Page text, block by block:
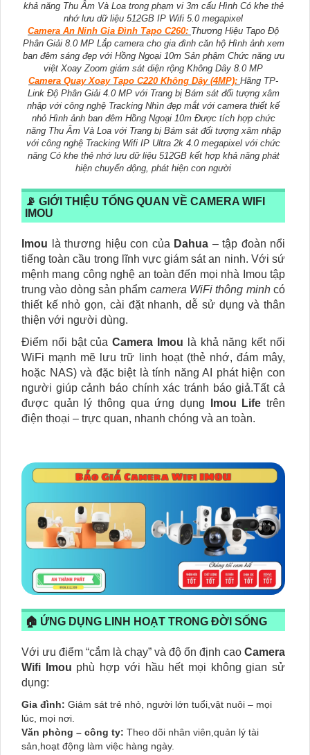
khả năng Thu Âm Và Loa trong phạm vi 3m cấu Hình Có khe thẻ
nhớ lưu dữ liệu 512GB IP Wifi 5.0 megapixel
Camera An Ninh Gia Đình Tapo C260: Thương Hiệu Tapo Độ
Phân Giải 8.0 MP Lắp camera cho gia đình căn hộ Hình ảnh xem
ban đêm sáng đẹp với Hồng Ngoại 10m Sản phậm Chức năng ưu
việt Xoay Zoom giám sát diện rộng Không Dây 8.0 MP
Camera Quay Xoay Tapo C220 Không Dây (4MP): Hãng TP-
Link Độ Phân Giải 4.0 MP với Trang bị Bám sát đối tượng xâm
nhập với công nghệ Tracking Nhìn đẹp mắt với camera thiết kế
nhỏ Hình ảnh ban đêm Hồng Ngoại 10m Được tích hợp chức
năng Thu Âm Và Loa với Trang bị Bám sát đối tượng xâm nhập
với công nghệ Tracking Wifi IP Ultra 2k 4.0 megapixel với chức
năng Có khe thẻ nhớ lưu dữ liệu 512GB kết hợp khả năng phát
hiện chuyển động, phát hiện con người
📡 GIỚI THIỆU TỔNG QUAN VỀ CAMERA WIFI
IMOU
Imou là thương hiệu con của Dahua – tập đoàn nổi
tiếng toàn cầu trong lĩnh vực giám sát an ninh. Với sứ
mệnh mang công nghệ an toàn đến mọi nhà Imou tập
trung vào dòng sản phẩm camera WiFi thông minhcó
thiết kế nhỏ gọn, cài đặt nhanh, dễ sử dụng và thân
thiện với người dùng.
Điểm nổi bật củaCamera Imou là khả năng kết nối
WiFi mạnh mẽ lưu trữ linh hoạt (thẻ nhớ, đám mây,
hoặc NAS) và đặc biệt là tính năng AI phát hiện con
người giúp cảnh báo chính xác tránh báo giả.Tất cả
được quản lý thông qua ứng dụng
Imou Life trên
điện thoại – trực quan, nhanh chóng và an toàn.
🏠 ỨNG DỤNG LINH HOẠT TRONG ĐỜI SỐNG
Với ưu điểm “cắm là chạy” và độ ổn định cao Camera
Wifi Imou phù hợp với hầu hết mọi không gian sử
dụng:
Gia đình: Giám sát trẻ nhỏ, người lớn tuổi,vật nuôi – mọi
lúc, mọi nơi.
Văn phòng – công ty: Theo dõi nhân viên,quản lý tài
sản,hoạt động làm việc hàng ngày.